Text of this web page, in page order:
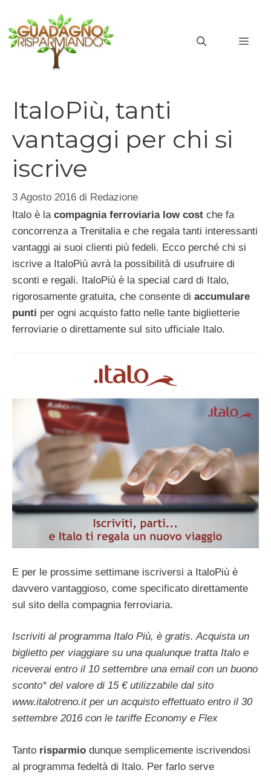
contenuto
ItaloPiù, tanti
vantaggi per chi si
iscrive
3 Agosto 2016 di Redazione
Italo è la compagnia ferroviaria low cost che fa
concorrenza a Trenitalia e che regala tanti interessanti
vantaggi ai suoi clienti più fedeli. Ecco perché chi si
iscrive a ItaloPiù avrà la possibilità di usufruire di
sconti e regali. ItaloPiù è la special card di Italo,
rigorosamente gratuita, che consente di accumulare
punti per ogni acquisto fatto nelle tante biglietterie
ferroviarie o direttamente sul sito ufficiale Italo.
E per le prossime settimane iscriversi a ItaloPiù è
davvero vantaggioso, come specificato direttamente
sul sito della compagnia ferroviaria.
Iscriviti al programma Italo Più, è gratis. Acquista un
biglietto per viaggiare su una qualunque tratta Italo e
riceverai entro il 10 settembre una email con un buono
sconto* del valore di 15 € utilizzabile dal sito
www.italotreno.it per un acquisto effettuato entro il 30
settembre 2016 con le tariffe Economy e Flex
Tanto risparmio dunque semplicemente iscrivendosi
al programma fedeltà di Italo. Per farlo serve